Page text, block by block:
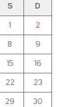
S
D
1
2
8
9
15
16
22
23
29 30